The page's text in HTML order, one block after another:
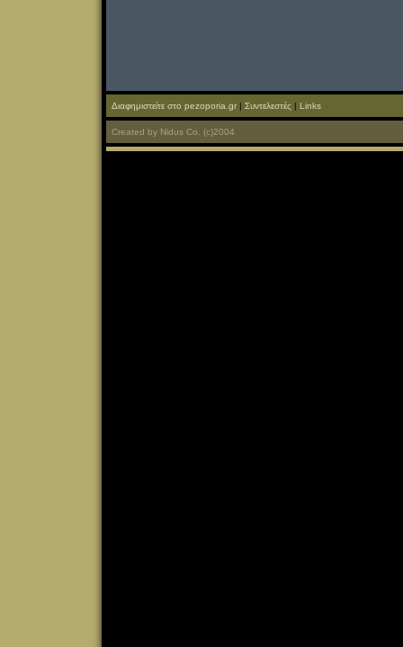
Διαφημιστείτε στο pezoporia.gr | Συντελεστές | Links
Created by Nidus Co. (c)2004